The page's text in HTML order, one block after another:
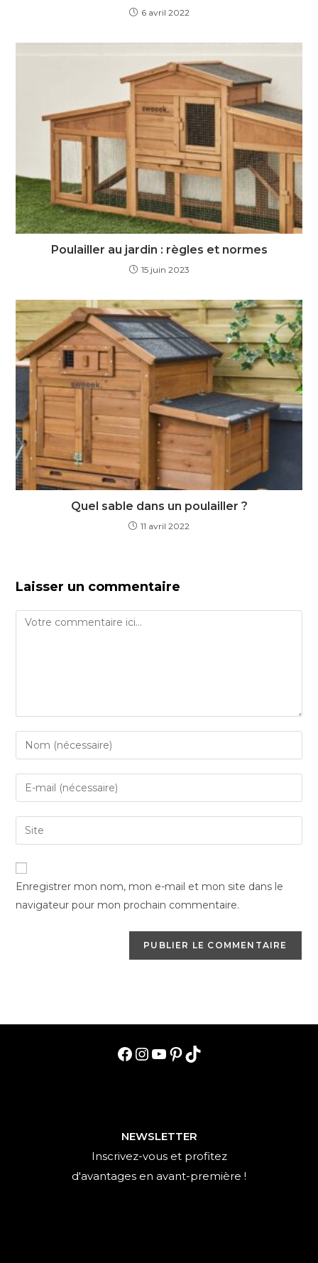
6 avril 2022
Poulailler au jardin : règles et normes
15 juin 2023
Quel sable dans un poulailler ?
11 avril 2022
Laisser un commentaire
Comment
Enter
your
name
username
to
Enter
your
email
address
comment
Saisir
l’URL
de
votre
Enregistrer mon nom, mon e-mail et mon site dans le
navigateur pour mon prochain commentaire.
Facebook
Instagram
YouTube
Pinterest
TikTok
NEWSLETTER
Inscrivez-vous et profitez
d'avantages en avant-première !